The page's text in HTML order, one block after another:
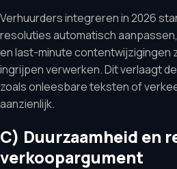
Verhuurders integreren in 2026
resoluties automatisch
en last-minute contentwijzigingen
ingrijpen verwerken. Dit verlaagt
zoals onleesbare teksten of
aanzienlijk.
C) Duurzaamheid en
verkoopargument